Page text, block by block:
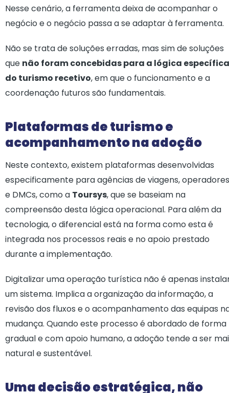
Nesse cenário, a ferramenta deixa de acompanhar o
negócio e o negócio passa a se adaptar à ferramenta.
Não se trata de soluções erradas, mas sim de soluções
que não foram concebidas para a lógica específica
do turismo recetivo, em que o funcionamento e a
coordenação futuros são fundamentais.
Plataformas de turismo e
acompanhamento na adoção
Neste contexto, existem plataformas desenvolvidas
especificamente para agências de viagens, operadores
e DMCs, como a Toursys, que se baseiam na
compreensão desta lógica operacional. Para além da
tecnologia, o diferencial está na forma como esta é
integrada nos processos reais e no apoio prestado
durante a implementação.
Digitalizar uma operação turística não é apenas
um sistema. Implica a organização da informação, a
revisão dos fluxos e o acompanhamento das equipas
mudança. Quando este processo é abordado de forma
gradual e com apoio humano, a adoção tende a ser
natural e sustentável.
Uma decisão estratégica, não